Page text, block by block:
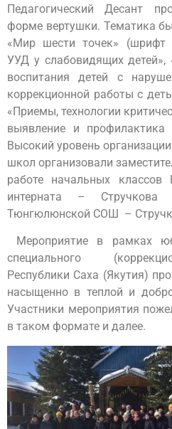
Педагогический Десант
форме вертушки. Тематика
«Мир шести точек» (шрифт
УУД у слабовидящих детей»,
воспитания детей с
коррекционной работы с
«Приемы, технологии
выявление и профилактика
Высокий уровень
школ организовали
работе начальных классов
интерната –
Тюнгюлюнской СОШ –
Мероприятие в рамках
специального
Республики Саха (Якутия)
насыщенно в теплой и
Участники мероприятия
в таком формате и далее.